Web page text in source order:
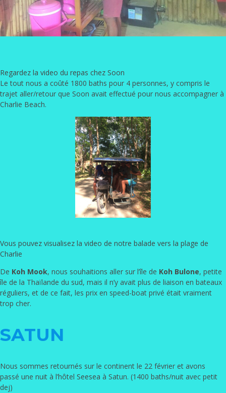
Regardez la video du repas chez Soon
Le tout nous a coûté 1800 baths pour 4 personnes, y compris le
trajet aller/retour que Soon avait effectué pour nous accompagner à
Charlie Beach.
Vous pouvez visualisez la video de notre balade vers la plage de
Charlie
De Koh Mook, nous souhaitions aller sur l’île de Koh Bulone, petite
île de la Thaïlande du sud, mais il n’y avait plus de liaison en bateaux
réguliers, et de ce fait, les prix en speed-boat privé était vraiment
trop cher.
SATUN
Nous sommes retournés sur le continent le 22 février et avons
passé une nuit à l’hôtel Seesea à Satun. (1400 baths/nuit avec petit
dej)